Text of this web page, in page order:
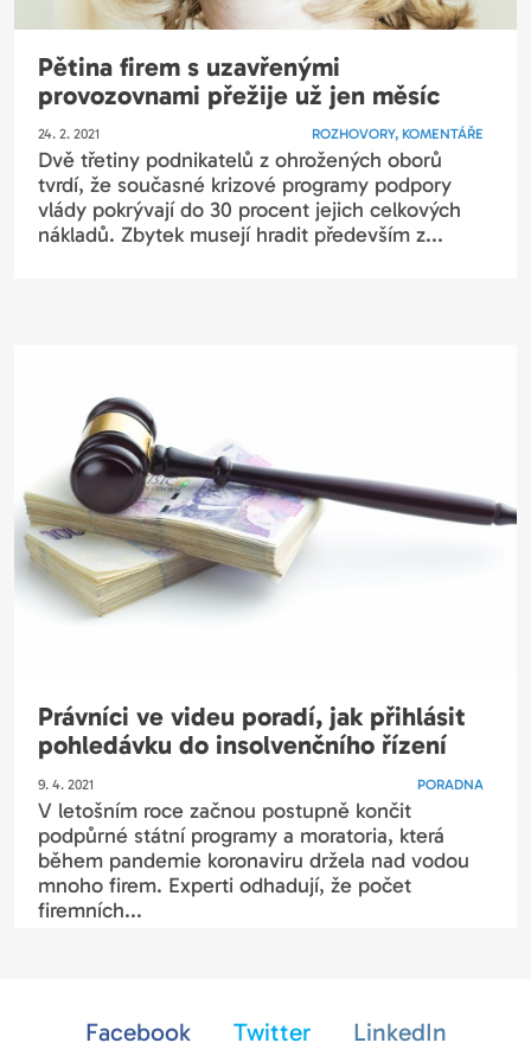
Pětina firem s uzavřenými
provozovnami přežije už jen měsíc
24. 2. 2021 ROZHOVORY, KOMENTÁŘE
Dvě třetiny podnikatelů z ohrožených oborů
tvrdí, že současné krizové programy podpory
vlády pokrývají do 30 procent jejich celkových
nákladů. Zbytek musejí hradit především z...
Právníci ve videu poradí, jak přihlásit
pohledávku do insolvenčního řízení
9. 4. 2021 PORADNA
V letošním roce začnou postupně končit
podpůrné státní programy a moratoria, která
během pandemie koronaviru držela nad vodou
mnoho firem. Experti odhadují, že počet
firemních...
Facebook Twitter LinkedIn